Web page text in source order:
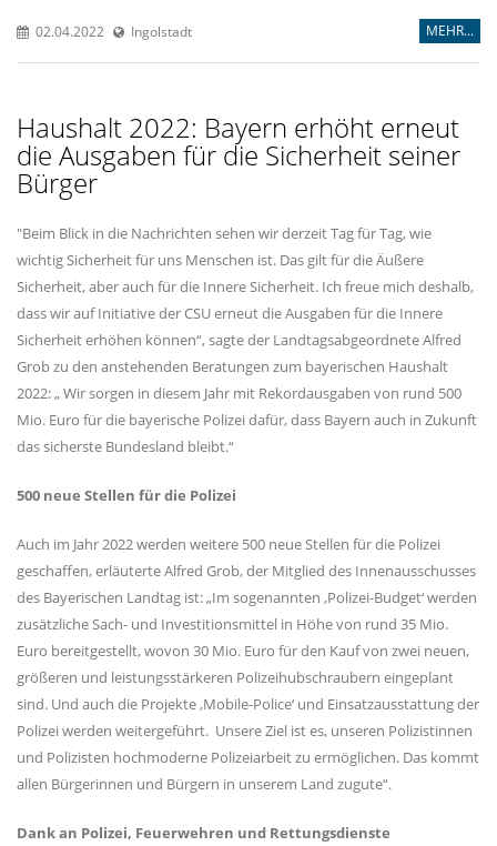
02.04.2022 Ingolstadt MEHR...
Haushalt 2022: Bayern erhöht erneut
die Ausgaben für die Sicherheit seiner
Bürger
"Beim Blick in die Nachrichten sehen wir derzeit Tag für Tag, wie
wichtig Sicherheit für uns Menschen ist. Das gilt für die Äußere
Sicherheit, aber auch für die Innere Sicherheit. Ich freue mich deshalb,
dass wir auf Initiative der CSU erneut die Ausgaben für die Innere
Sicherheit erhöhen können“, sagte der Landtagsabgeordnete Alfred
Grob zu den anstehenden Beratungen zum bayerischen Haushalt
2022: „ Wir sorgen in diesem Jahr mit Rekordausgaben von rund 500
Mio. Euro für die bayerische Polizei dafür, dass Bayern auch in Zukunft
das sicherste Bundesland bleibt.“
500 neue Stellen für die Polizei
Auch im Jahr 2022 werden weitere 500 neue Stellen für die Polizei
geschaffen, erläuterte Alfred Grob, der Mitglied des Innenausschusses
des Bayerischen Landtag ist: „Im sogenannten ‚Polizei-Budget‘ werden
zusätzliche Sach- und Investitionsmittel in Höhe von rund 35 Mio.
Euro bereitgestellt, wovon 30 Mio. Euro für den Kauf von zwei neuen,
größeren und leistungsstärkeren Polizeihubschraubern eingeplant
sind. Und auch die Projekte ‚Mobile-Police‘ und Einsatzausstattung der
Polizei werden weitergeführt. Unsere Ziel ist es, unseren Polizistinnen
und Polizisten hochmoderne Polizeiarbeit zu ermöglichen. Das kommt
allen Bürgerinnen und Bürgern in unserem Land zugute“.
Dank an Polizei, Feuerwehren und Rettungsdienste